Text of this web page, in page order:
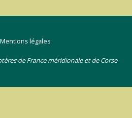
Mentions légales
de France méridionale et de Corse